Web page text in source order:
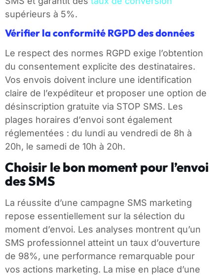
supérieurs à 5%.
Vérifier la conformité RGPD des données
Le respect des normes RGPD exige l’obtention
du consentement explicite des destinataires.
Vos envois doivent inclure une identification
claire de l’expéditeur et proposer une option de
désinscription gratuite via STOP SMS. Les
plages horaires d’envoi sont également
réglementées : du lundi au vendredi de 8h à
20h, le samedi de 10h à 20h.
Choisir le bon moment pour l’envoi
des SMS
La réussite d’une campagne SMS marketing
repose essentiellement sur la sélection du
moment d’envoi. Les analyses montrent qu’un
SMS professionnel atteint un taux d’ouverture
de 98%, une performance remarquable pour
vos actions marketing. La mise en place d’une